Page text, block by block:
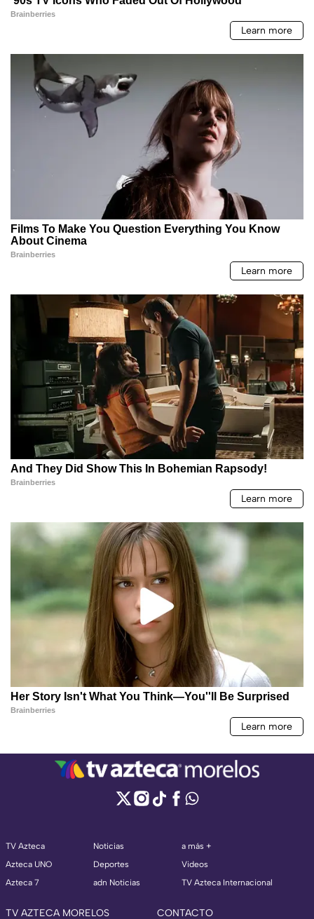
TV Azteca
Azteca UNO
Azteca 7
Noticias
Deportes
adn Noticias
a más +
Videos
TV Azteca Internacional
TV AZTECA MORELOS CONTACTO